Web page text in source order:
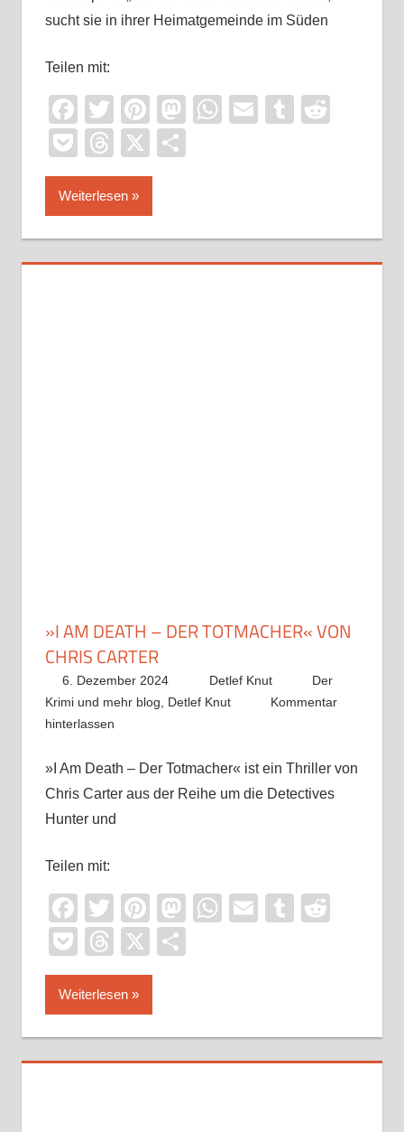
sucht sie in ihrer Heimatgemeinde im Süden
Teilen mit:
Facebook
TwitterPinterest
Mastodon
WhatsApp
EmailTumblr
PocketThreads
X
Weiterlesen
»I AM DEATH – DER TOTMACHER« VON
CHRIS CARTER
6. Dezember 2024 Detlef Knut
Der
Krimi und mehr blog
Detlef Knut
Kommentar
hinterlassen
»I Am Death – Der Totmacher« ist ein Thriller von
Chris Carter aus der Reihe um die Detectives
Hunter und
Teilen mit:
Facebook
TwitterPinterest
Mastodon
WhatsApp
EmailTumblr
PocketThreads
X
Weiterlesen